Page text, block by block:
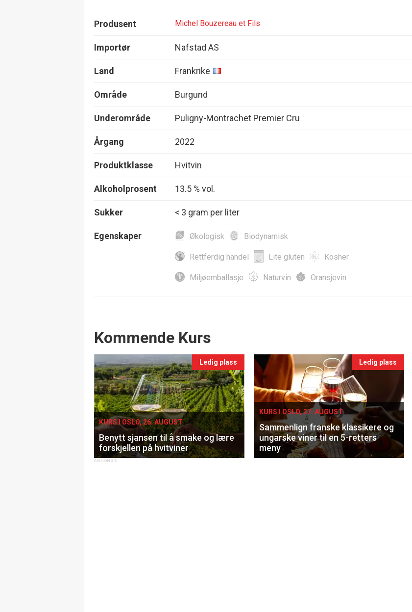
Produsent Michel Bouzereau et Fils
Importør Nafstad AS
Land Frankrike
Område Burgund
Underområde Puligny-Montrachet Premier Cru
Årgang 2022
Produktklasse Hvitvin
Alkoholprosent 13.5 % vol.
Sukker < 3 gram per liter
Egenskaper Økologisk Biodynamisk
Rettferdig handel Lite gluten Kosher
Miljøemballasje Naturvin Oransjevin
Events
Kommende Kurs
Ledig plass
KURS I OSLO, 26. AUGUST
Benytt sjansen til å smake og lære
forskjellen på hvitviner
Ledig plass
KURS I OSLO, 27. AUGUST
Sammenlign franske klassikere og
ungarske viner til en 5-retters
meny